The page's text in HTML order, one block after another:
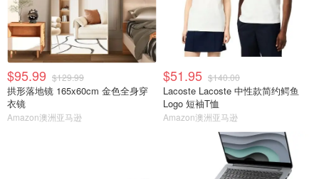
$95.99 $129.99
拱形落地镜 165x60cm 金色全身穿
衣镜
Amazon澳洲亚马逊
$51.95 $140.00
Lacoste Lacoste 中性款简约鳄鱼
Logo 短袖T恤
Amazon澳洲亚马逊